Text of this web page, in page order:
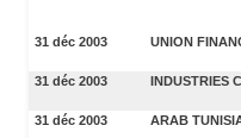
31 déc 2003 UNION
31 déc 2003 INDUSTRIES
31 déc 2003 ARAB